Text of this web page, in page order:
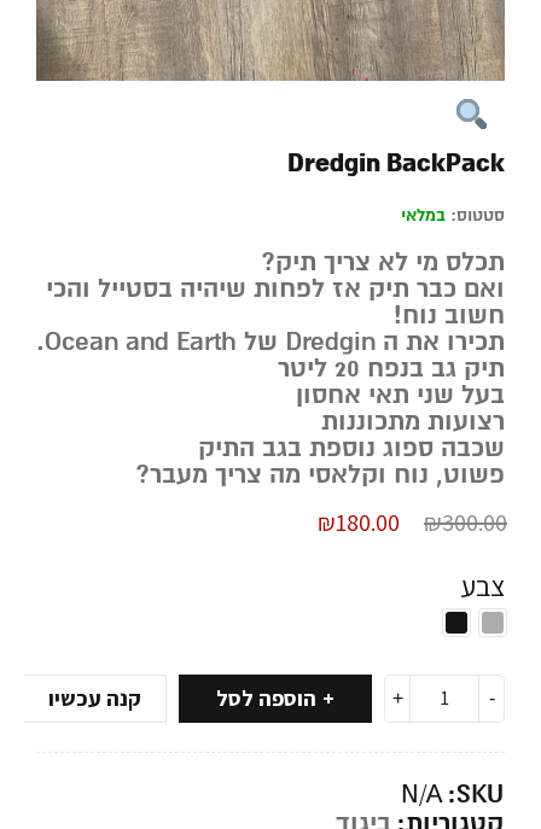
Dredgin BackPack
סטטוס: במלאי
תכלס מי לא צריך תיק?
ואם כבר תיק אז לפחות שיהיה בסטייל והכי
חשוב נוח!
תכירו את ה Dredgin של Ocean and Earth.
תיק גב בנפח 20 ליטר
בעל שני תאי אחסון
רצועות מתכוננות
שכבה ספוג נוספת בגב התיק
פשוט, נוח וקלאסי מה צריך מעבר?
₪300.00
₪180.00
צבע
הוספה לסל קנה עכשיו
SKU:
N/A